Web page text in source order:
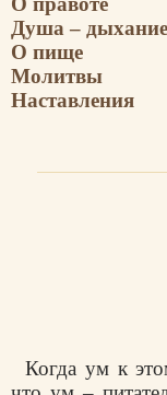
Душа –
О пище
Молитвы
Наставления
Когда yм к